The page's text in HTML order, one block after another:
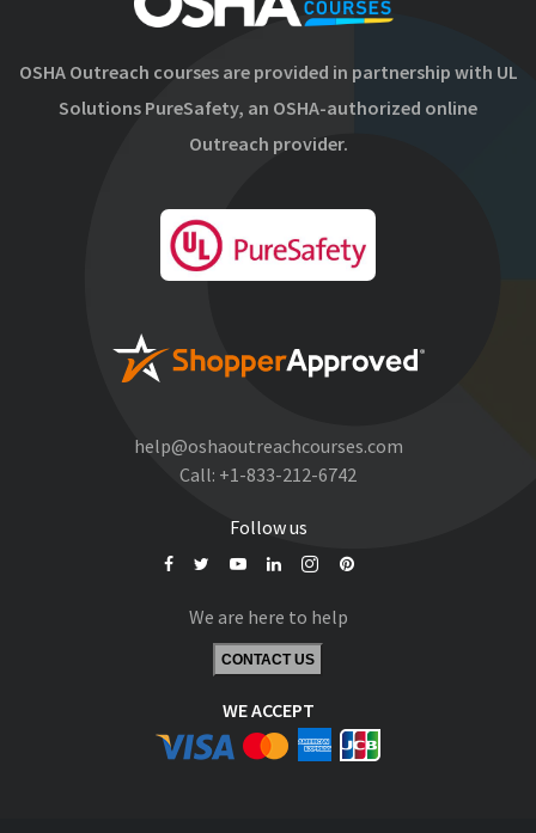
OSHA Outreach courses are provided in partnership with UL
Solutions PureSafety, an OSHA-authorized online
Outreach provider.
help@oshaoutreachcourses.com
Call: +1-833-212-6742
Follow us
We are here to help
CONTACT US
WE ACCEPT